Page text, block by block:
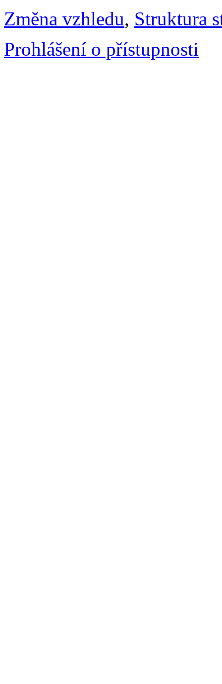
Změna vzhledu, Struktura
Prohlášení o přístupnosti